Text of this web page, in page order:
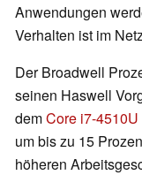
Anwendungen
Verhalten ist im
Der Broadwell
seinen Haswell
demCore i7-4510U
um bis zu 15
höheren